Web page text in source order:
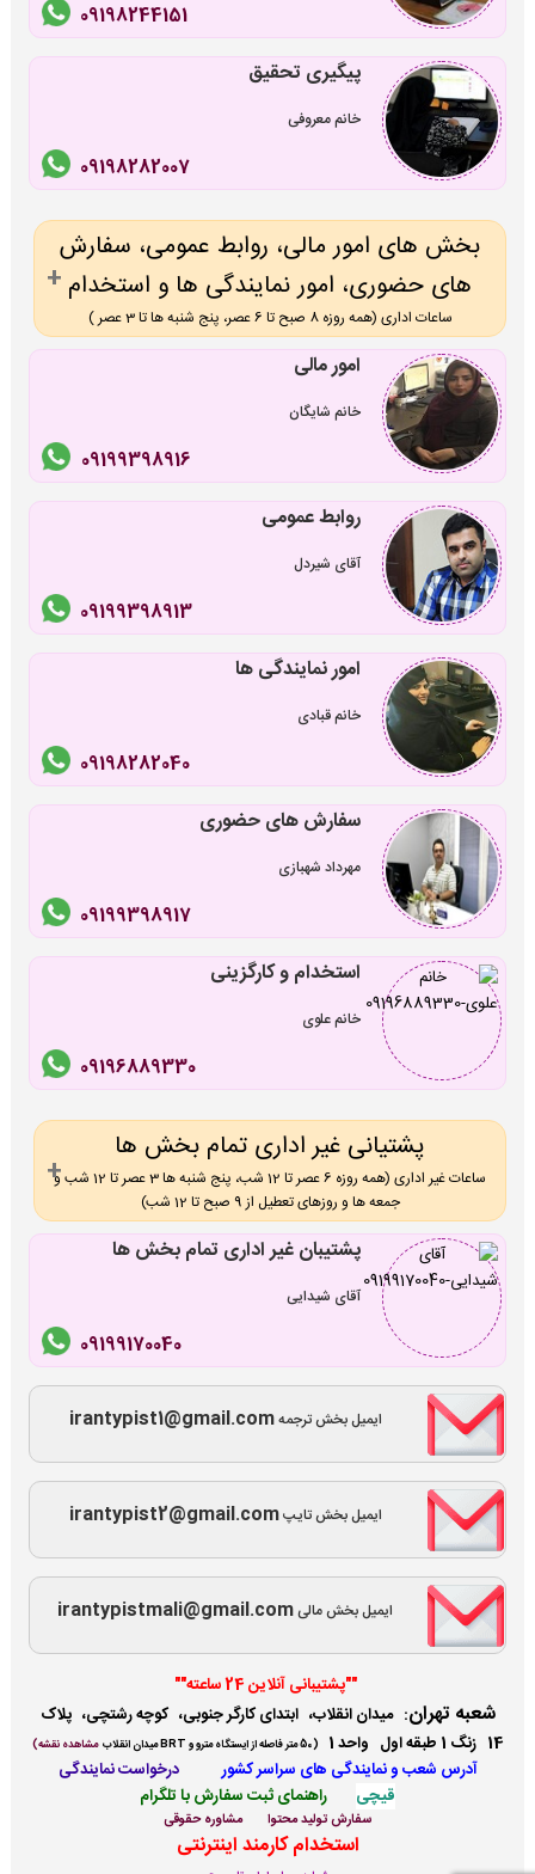
09198244151
پیگیری تحقیق
خانم معروفی
09198282007
بخش های امور مالی، روابط عمومی، سفارش
های حضوری، امور نمایندگی ها و استخدام
ساعات اداری (همه روزه 8 صبح تا 6 عصر، پنج شنبه ها تا 3 عصر )
امور مالی
خانم شایگان
09199398916
روابط عمومی
آقای شیردل
09199398913
امور نمایندگی ها
خانم قبادی
09198282040
سفارش های حضوری
مهرداد شهبازی
09199398917
استخدام و کارگزینی
خانم علوی
09196889330
پشتیانی غیر اداری تمام بخش ها
ساعات غیر اداری (همه روزه 6 عصر تا 12 شب، پنج شنبه ها 3 عصر تا 12 شب و
جمعه ها و روزهای تعطیل از 9 صبح تا 12 شب)
پشتیبان غیر اداری تمام بخش ها
آقای شیدایی
09199170040
ایمیل بخش ترجمهirantypist1@gmail.com
ایمیل بخش تایپirantypist2@gmail.com
ایمیل بخش مالیirantypistmali@gmail.com
""پشتیبانی آنلاین 24 ساعته""
شعبه تهران: میدان انقلاب، ابتدای کارگر جنوبی، کوچه رشتچی، پلاک
14 زنگ 1 طبقه اول واحد 1
(50 متر فاصله از ایستگاه مترو و BRT میدان انقلاب مشاهده نقشه)
آدرس شعب و نمایندگی های سراسر کشور
درخواست نمایندگی
قیچی
راهنمای ثبت سفارش با تلگرام
سفارش تولید محتوا مشاوره حقوقی
استخدام کارمند اینترنتی